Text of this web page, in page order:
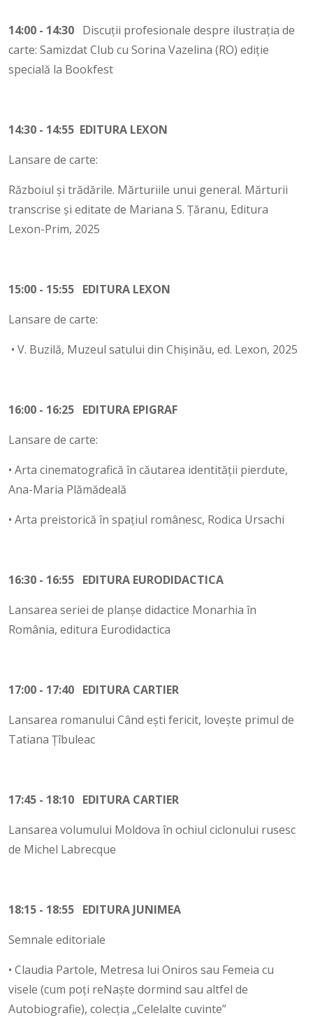
14:00 - 14:30 Discuții profesionale despre ilustrația de
carte: Samizdat Club cu Sorina Vazelina (RO) ediție
specială la Bookfest
14:30 - 14:55 EDITURA LEXON
Lansare de carte:
Războiul și trădările. Mărturiile unui general. Mărturii
transcrise și editate de Mariana S. Țăranu, Editura
Lexon-Prim, 2025
15:00 - 15:55 EDITURA LEXON
Lansare de carte:
• V. Buzilă, Muzeul satului din Chișinău, ed. Lexon, 2025
16:00 - 16:25 EDITURA EPIGRAF
Lansare de carte:
• Arta cinematografică în căutarea identității pierdute,
Ana-Maria Plămădeală
• Arta preistorică în spațiul românesc, Rodica Ursachi
16:30 - 16:55 EDITURA EURODIDACTICA
Lansarea seriei de planșe didactice Monarhia în
România, editura Eurodidactica
17:00 - 17:40 EDITURA CARTIER
Lansarea romanului Când ești fericit, lovește primul de
Tatiana Țîbuleac
17:45 - 18:10 EDITURA CARTIER
Lansarea volumului Moldova în ochiul ciclonului rusesc
de Michel Labrecque
18:15 - 18:55 EDITURA JUNIMEA
Semnale editoriale
• Claudia Partole, Metresa lui Oniros sau Femeia cu
visele (cum poți reNaște dormind sau altfel de
Autobiografie), colecția „Celelalte cuvinte”